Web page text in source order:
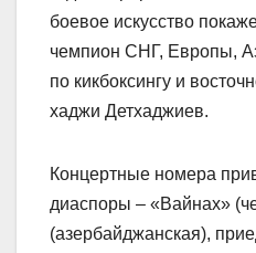
боевое искусство
чемпион СНГ, Европы,
по кикбоксингу и
хаджи Детхаджиев.
Концертные номера
диаспоры – «Вайнах»
(азербайджанская),